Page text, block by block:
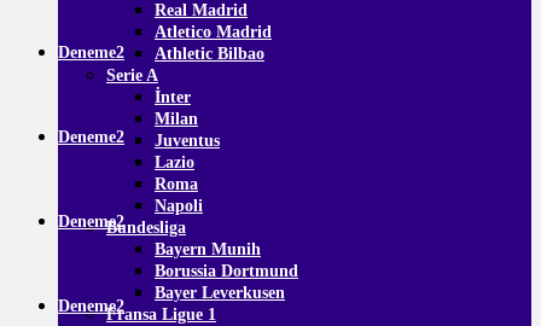
Real Madrid
Atletico Madrid
Athletic Bilbao
Serie A
İnter
Milan
Juventus
Lazio
Roma
Napoli
Bundesliga
Bayern Munih
Borussia Dortmund
Bayer Leverkusen
Fransa Ligue 1
Deneme2
Deneme2
Deneme2
Deneme2